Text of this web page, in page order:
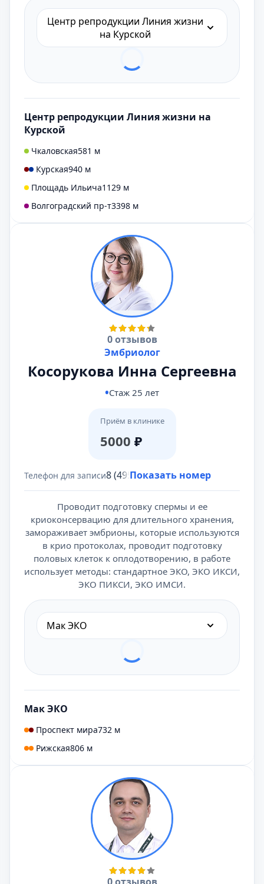
Центр репродукции Линия жизни
на Курской
Центр репродукции Линия жизни на
Курской
Чкаловская581 м
Курская940 м
Площадь Ильича1129 м
Волгоградский пр-т3398 м
0 отзывов
Эмбриолог
Косорукова Инна Сергеевна
Стаж 25 лет
Приём в клинике
5000 ₽
Телефон для записи8 (495) 431-69-47
Показать номер
Проводит подготовку спермы и ее
криоконсервацию для длительного хранения,
замораживает эмбрионы, которые используются
в крио протоколах, проводит подготовку
половых клеток к оплодотворению, в работе
использует методы: стандартное ЭКО, ЭКО ИКСИ,
ЭКО ПИКСИ, ЭКО ИМСИ.
Мак ЭКО
Мак ЭКО
Проспект мира732 м
Рижская806 м